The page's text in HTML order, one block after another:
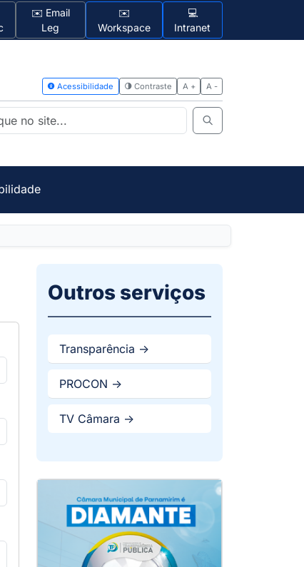
✉️ Email
Leg
✉️
Workspace
💻
Intranet
Outros serviços
Transparência ->
PROCON ->
TV Câmara ->